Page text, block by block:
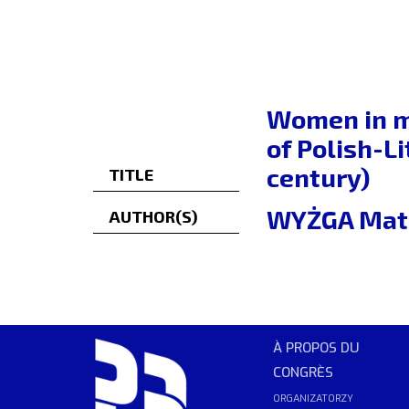
TITLE
Women in
of Polish-
century)
AUTHOR(S) WYŻGA
À PROPOS DU
CONGRÈS
ORGANIZATORZY